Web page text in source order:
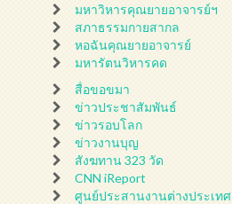
มหาวิหารคุณยายอาจารย์ฯ
สภาธรรมกายสากล
หอฉันคุณยายอาจารย์
มหารัตนวิหารคด
สื่อขอขมา
ข่าวประชาสัมพันธ์
ข่าวรอบโลก
ข่าวงานบุญ
สังฆทาน 323 วัด
CNN iReport
ศูนย์ประสานงานต่างประเทศ